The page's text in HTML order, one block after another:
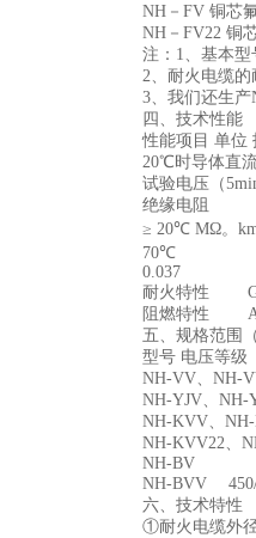
NH－FV 铜芯氟
NH－FV22 铜芯
注：1、基本型号
2、耐火电缆的耐
3、我们还生产
四、技术性能
性能项目 单位
20℃时导体直流
试验电压（
绝缘电阻
≥ 20℃ MΩ。km
70℃
0.037
耐火特性
阻燃特性 A或B
五、规格范围
型号 电压等级
NH-VV、NH-
NH-YJV、
NH-KVV、NH-
NH-KVV22
NH-BV
NH-BVV
六、技术特性
①耐火电缆外径，